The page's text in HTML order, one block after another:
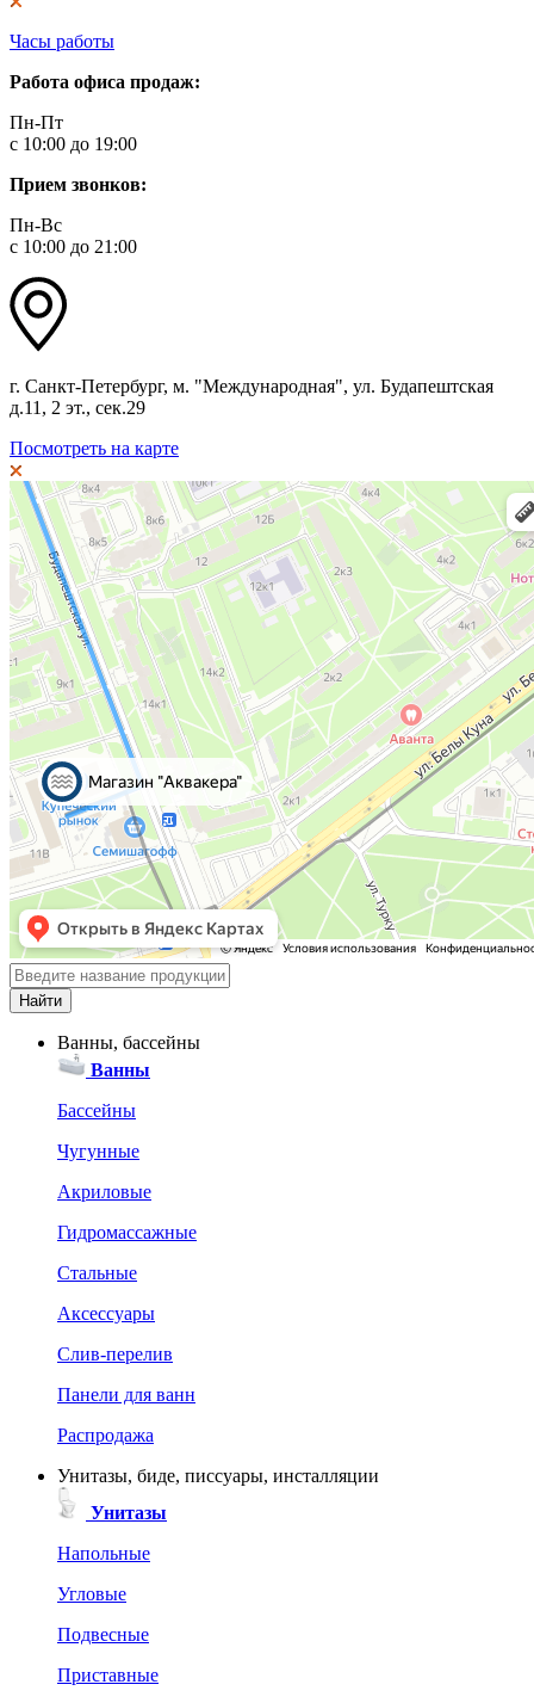
Часы работы
Работа офиса продаж:
Пн-Пт
с 10:00 до 19:00
Прием звонков:
Пн-Вс
с 10:00 до 21:00
г. Санкт-Петербург, м. "Международная", ул. Будапештская
д.11, 2 эт., сек.29
Посмотреть на карте
Ванны, бассейны
Ванны
Бассейны
Чугунные
Акриловые
Гидромассажные
Стальные
Аксессуары
Слив-перелив
Панели для ванн
Распродажа
Унитазы, биде, писсуары, инсталляции
Унитазы
Напольные
Угловые
Подвесные
Приставные